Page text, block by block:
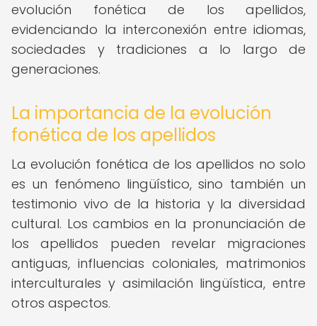
evolución fonética de los apellidos,
evidenciando la interconexión entre idiomas,
sociedades y tradiciones a lo largo de
generaciones.
La importancia de la evolución
fonética de los apellidos
La evolución fonética de los apellidos no solo
es un fenómeno lingüístico, sino también un
testimonio vivo de la historia y la diversidad
cultural. Los cambios en la pronunciación de
los apellidos pueden revelar migraciones
antiguas, influencias coloniales, matrimonios
interculturales y asimilación lingüística, entre
otros aspectos.